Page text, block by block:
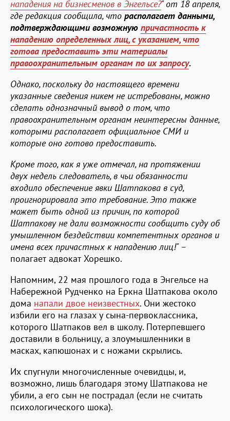
нападения на бизнесменов в Энгельсе?" от 18 апреля,
где редакция сообщила, что располагает данными,
подтверждающими возможную причастность к
нападению определенных лиц, с указанием, что
готова предоставить эти материалы
правоохранительным органам по их запросу.
Однако, поскольку до настоящего времени
указанные сведения никем не истребованы, можно
сделать однозначный вывод о том, что
правоохранительным органам неинтересны данные,
которыми располагает официальное СМИ и
которые оно готово предоставить.
Кроме того, как я уже отмечал, на протяжении
двух недель следователь, в чьи обязанности
входило обеспечение явки Шатпакова в суд,
проигнорировала это требование. Это также
может быть одной из причин, по которой
Шатпакову не дали возможности сообщить суду об
умышленном бездействии компетентных органов и
имена всех причастных к нападению лиц!" –
полагает адвокат Хорешко.
Напомним, 22 мая прошлого года в Энгельсе на
Набережной Рудченко на Еркна Шатпакова около
дома напали двое неизвестных. Они жестоко
избили его на глазах у сына-первоклассника,
которого Шатпаков вел в школу. Потерпевшего
доставили в больницу, а злоумышленники в
масках, капюшонах и с ножами скрылись.
Их спугнули многочисленные очевидцы, и,
возможно, лишь благодаря этому Шатпакова не
убили, а его сын не пострадал (если не считать
психологического шока).